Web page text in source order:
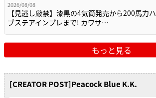
2026/08/08
【見逃し厳禁】漆黒の4気筒発売から200馬力ハ
ブステアインプレまで! カワサ…
もっと見る
[CREATOR POST]Peacock Blue K.K.